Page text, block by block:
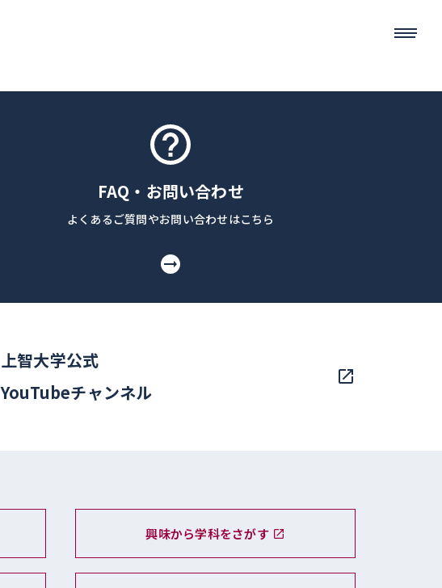
FAQ・お問い合わせ
よくあるご質問やお問い合わせはこちら
上智大学公式
YouTubeチャンネル
興味から学科をさがす